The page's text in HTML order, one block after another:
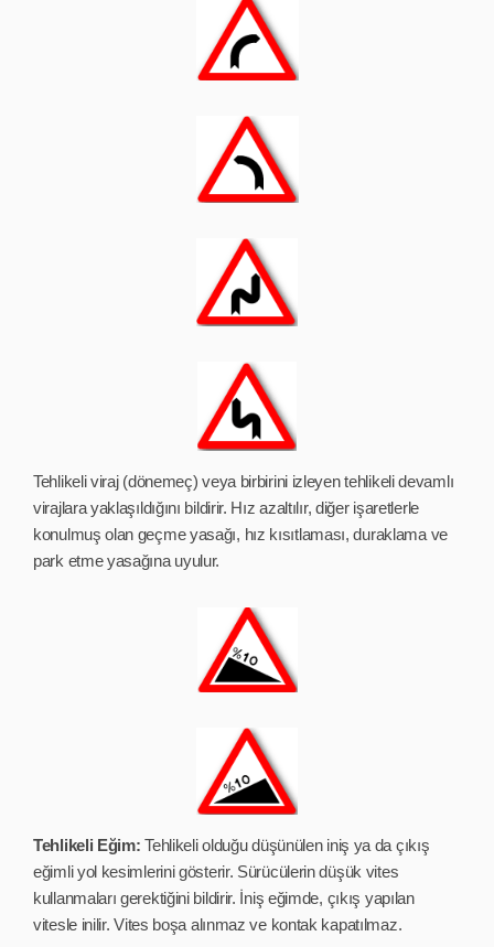
Tehlikeli viraj (dönemeç) veya birbirini izleyen tehlikeli devamlı
virajlara yaklaşıldığını bildirir. Hız azaltılır, diğer işaretlerle
konulmuş olan geçme yasağı, hız kısıtlaması, duraklama ve
park etme yasağına uyulur.
Tehlikeli Eğim:Tehlikeli olduğu düşünülen iniş ya da çıkış
eğimli yol kesimlerini gösterir. Sürücülerin düşük vites
kullanmaları gerektiğini bildirir. İniş eğimde, çıkış yapılan
vitesle inilir. Vites boşa alınmaz ve kontak kapatılmaz.